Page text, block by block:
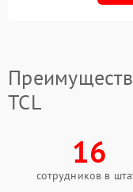
TCL
16
сотрудников в